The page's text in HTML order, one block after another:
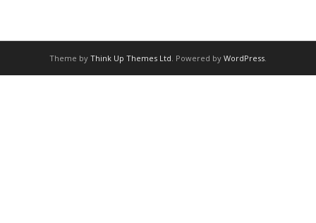
Theme by Think Up Themes Ltd. Powered by WordPress.